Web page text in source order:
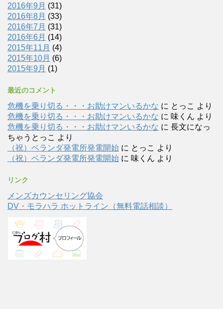
2016年9月 (31)
2016年8月 (33)
2016年7月 (31)
2016年6月 (14)
2015年11月 (4)
2015年10月 (6)
2015年9月 (1)
最近のコメント
危機を乗り切る・・・お助けマンいるかな に とっこ より
危機を乗り切る・・・お助けマンいるかな に 味くん より
危機を乗り切る・・・お助けマンいるかな に 長文になっ
ちゃうとっこ より
（祝）ベランダ発電所発電開始 に とっこ より
（祝）ベランダ発電所発電開始 に 味くん より
リンク
メンズカウンセリング協会
DV・モラハラ ホットライン（無料電話相談）